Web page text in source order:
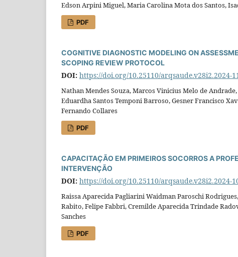
Edson Arpini Miguel, Maria Carolina Mota dos Santos,
PDF
COGNITIVE DIAGNOSTIC MODELING ON
SCOPING REVIEW PROTOCOL
DOI: https://doi.org/10.25110/arqsaude.v28i2.2024-
Nathan Mendes Souza, Marcos Vinicius Melo de
Eduardha Santos Temponi Barroso, Gesner Francisco
Fernando Collares
PDF
CAPACITAÇÃO EM PRIMEIROS SOCORROS A
INTERVENÇÃO
DOI: https://doi.org/10.25110/arqsaude.v28i2.2024-
Raissa Aparecida Pagliarini Waidman Paroschi
Rabito, Felipe Fabbri, Cremilde Aparecida Trindade
Sanches
PDF